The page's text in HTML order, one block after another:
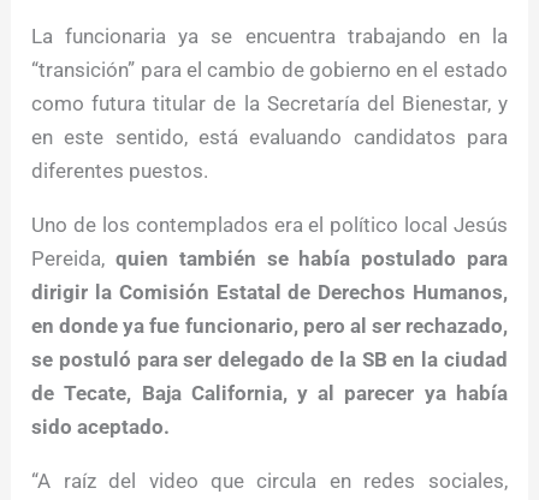
La funcionaria ya se encuentra trabajando en la
“transición” para el cambio de gobierno en el estado
como futura titular de la Secretaría del Bienestar, y
en este sentido, está evaluando candidatos para
diferentes puestos.
Uno de los contemplados era el político local Jesús
Pereida, quien también se había postulado para
dirigir la Comisión Estatal de Derechos Humanos,
en donde ya fue funcionario, pero al ser rechazado,
se postuló para ser delegado de la SB en la ciudad
de Tecate, Baja California, y al parecer ya había
sido aceptado.
“A raíz del video que circula en redes sociales,